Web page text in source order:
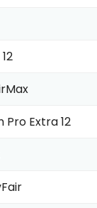
Pro Extra 12